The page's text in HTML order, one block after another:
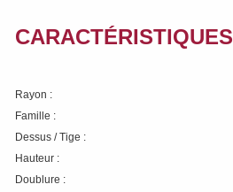
CARACTÉRISTIQUES
Rayon :
Famille :
Dessus / Tige :
Hauteur :
Doublure :